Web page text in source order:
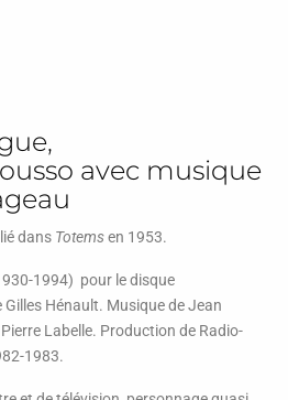
avec musique
dans Totemsen 1953.
1994) pour le disque
Gilles Hénault. Musique de Jean
Labelle. Production de Radio-
1983.